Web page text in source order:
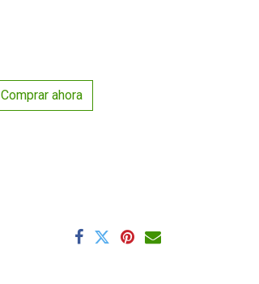
Comprar ahora